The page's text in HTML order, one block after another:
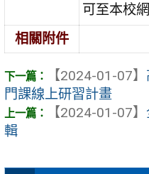
可至本校
相關附件
【2024-01-07】
門課線上研習計畫
【2024-01-07】
輯